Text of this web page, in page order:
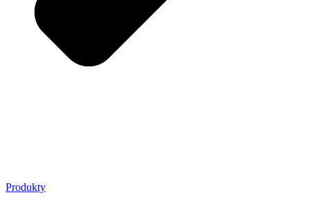
Produkty